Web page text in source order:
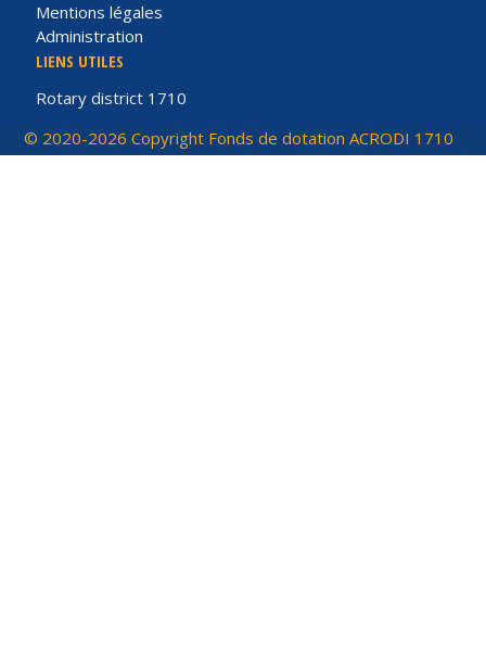
Mentions légales
Administration
LIENS UTILES
Rotary district 1710
© 2020-2026 Copyright Fonds de dotation ACRODI 1710